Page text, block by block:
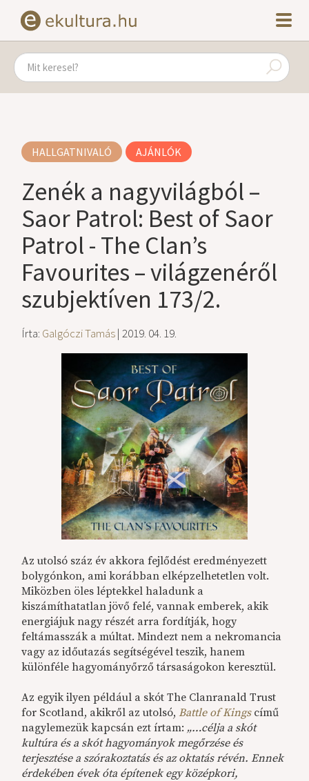
HALLGATNIVALÓ AJÁNLÓK
Zenék a nagyvilágból –
Saor Patrol: Best of Saor
Patrol - The Clan’s
Favourites – világzenéről
szubjektíven 173/2.
Írta: Galgóczi Tamás| 2019. 04. 19.
Az utolsó száz év akkora fejlődést eredményezett
bolygónkon, ami korábban elképzelhetetlen volt.
Miközben öles léptekkel haladunk a
kiszámíthatatlan jövő felé, vannak emberek, akik
energiájuk nagy részét arra fordítják, hogy
feltámasszák a múltat. Mindezt nem a nekromancia
vagy az időutazás segítségével teszik, hanem
különféle hagyományőrző társaságokon keresztül.
Az egyik ilyen például a skót The Clanranald Trust
for Scotland, akikről az utolsó,Battle of Kingscímű
nagylemezük kapcsán ezt írtam: „…célja a skót
kultúra és a skót hagyományok megőrzése és
terjesztése a szórakoztatás és az oktatás révén. Ennek
érdekében évek óta építenek egy középkori,